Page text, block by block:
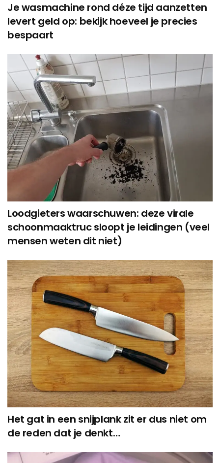
Je wasmachine rond déze tijd aanzetten
levert geld op: bekijk hoeveel je precies
bespaart
Loodgieters waarschuwen: deze virale
schoonmaaktruc sloopt je leidingen (veel
mensen weten dit niet)
Het gat in een snijplank zit er dus niet om
de reden dat je denkt…